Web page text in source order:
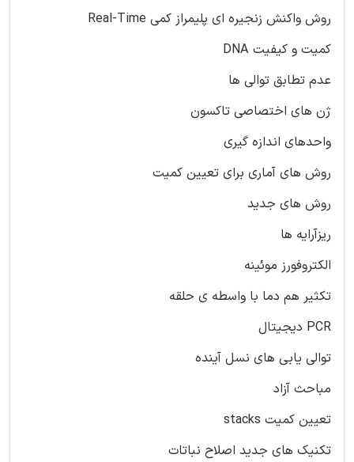
روش واکنش زنجیره ای پلیمراز کمی Real-Time
کمیت و کیفیت DNA
عدم تطابق توالی ها
ژن های اختصاصی تاکسون
واحدهای اندازه گیری
روش های آماری برای تعیین کمیت
روش های جدید
ریزآرایه ها
الکتروفورز موئینه
تکثیر هم دما با واسطه ی حلقه
PCR دیجیتال
توالی یابی های نسل آینده
مباحث آزاد
تعیین کمیت stacks
تکنیک های جدید اصلاح نباتات